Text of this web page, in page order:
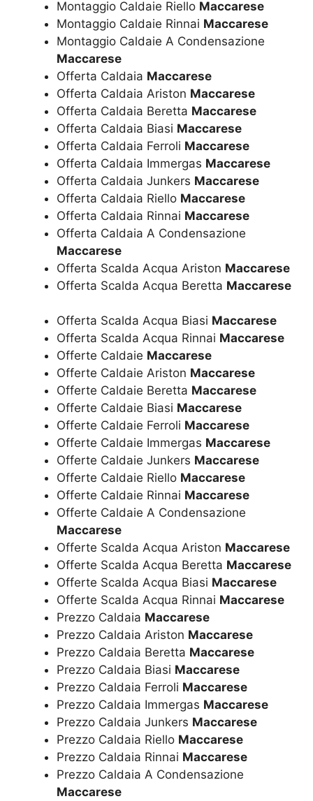
Montaggio Caldaie Riello Maccarese
Montaggio Caldaie Rinnai Maccarese
Montaggio Caldaie A Condensazione
Maccarese
Offerta Caldaia Maccarese
Offerta Caldaia Ariston Maccarese
Offerta Caldaia Beretta Maccarese
Offerta Caldaia Biasi Maccarese
Offerta Caldaia Ferroli Maccarese
Offerta Caldaia Immergas Maccarese
Offerta Caldaia Junkers Maccarese
Offerta Caldaia Riello Maccarese
Offerta Caldaia Rinnai Maccarese
Offerta Caldaia A Condensazione
Maccarese
Offerta Scalda Acqua Ariston Maccarese
Offerta Scalda Acqua Beretta Maccarese
Offerta Scalda Acqua Biasi Maccarese
Offerta Scalda Acqua Rinnai Maccarese
Offerte Caldaie Maccarese
Offerte Caldaie Ariston Maccarese
Offerte Caldaie Beretta Maccarese
Offerte Caldaie Biasi Maccarese
Offerte Caldaie Ferroli Maccarese
Offerte Caldaie Immergas Maccarese
Offerte Caldaie Junkers Maccarese
Offerte Caldaie Riello Maccarese
Offerte Caldaie Rinnai Maccarese
Offerte Caldaie A Condensazione
Maccarese
Offerte Scalda Acqua Ariston Maccarese
Offerte Scalda Acqua Beretta Maccarese
Offerte Scalda Acqua Biasi Maccarese
Offerte Scalda Acqua Rinnai Maccarese
Prezzo Caldaia Maccarese
Prezzo Caldaia Ariston Maccarese
Prezzo Caldaia Beretta Maccarese
Prezzo Caldaia Biasi Maccarese
Prezzo Caldaia Ferroli Maccarese
Prezzo Caldaia Immergas Maccarese
Prezzo Caldaia Junkers Maccarese
Prezzo Caldaia Riello Maccarese
Prezzo Caldaia Rinnai Maccarese
Prezzo Caldaia A Condensazione
Maccarese